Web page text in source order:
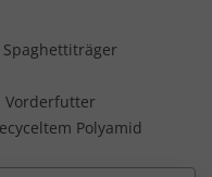
Vorderfutter
Polyamid